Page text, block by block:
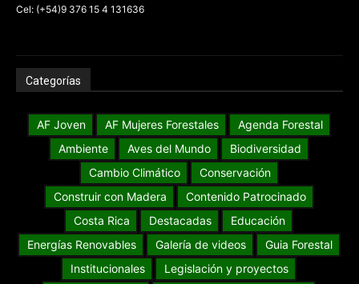
Cel: (+54)9 376 15 4 131636
Categorías
AF Joven AF Mujeres Forestales
Agenda Forestal
Ambiente
Aves del Mundo
Biodiversidad
Cambio Climático
Conservación
Construir con Madera
Contenido Patrocinado
Costa Rica
Destacadas
Educación
Energías Renovables
Galería de videos
Guia Forestal
Institucionales
Legislación y proyectos